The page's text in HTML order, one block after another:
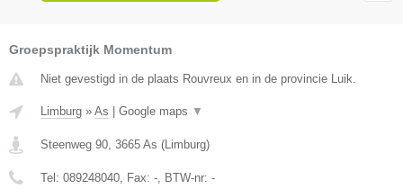
Groepspraktijk Momentum
Niet gevestigd in de plaats Rouvreux en in de provincie Luik.
Limburg » As | Google maps ▼
Steenweg 90 3665 As (Limburg)
Tel: 089248040 , Fax: - , BTW-nr: -